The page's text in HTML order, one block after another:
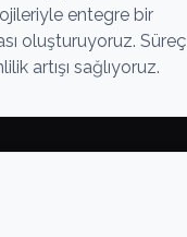
entegre bir
oluşturuyoruz. Süreç
artışı sağlıyoruz.